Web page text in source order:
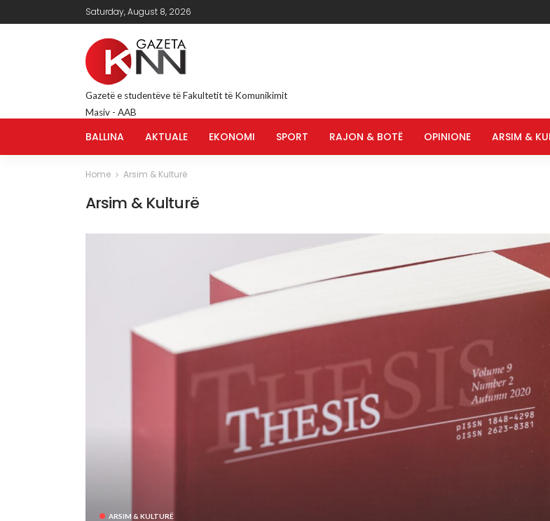
Saturday, August 8, 2026
Gazetë e studentëve të Fakultetit të Komunikimit
Masiv - AAB
BALLINA AKTUALE EKONOMI SPORT RAJON & BOTË OPINIONE ARSIM &
Home Arsim & Kulturë
Arsim & Kulturë
ARSIM & KULTURË